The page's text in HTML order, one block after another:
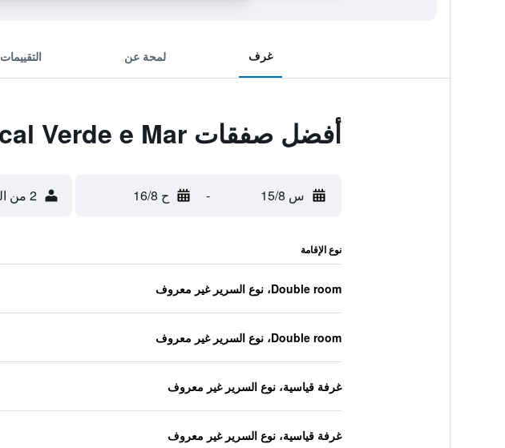
غرف لمحة عن التقييمات
أفضل صفقات Alojamento Local Verde e Mar
س 15/8 - ح 16/8 2 من الضيوف، غرفة واحدة
نوع الإقامة
Double room، نوع السرير غير معروف
Double room، نوع السرير غير معروف
غرفة قياسية، نوع السرير غير معروف
غرفة قياسية، نوع السرير غير معروف